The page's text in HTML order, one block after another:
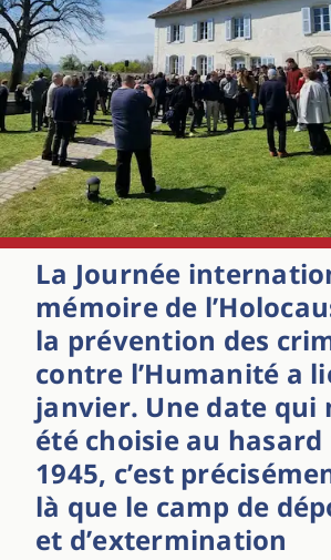
La Journée
mémoire de
la prévention des
contre l’Humanité a
janvier. Une date qui
été choisie au hasard
1945, c’est
là que le camp de
et d’extermination